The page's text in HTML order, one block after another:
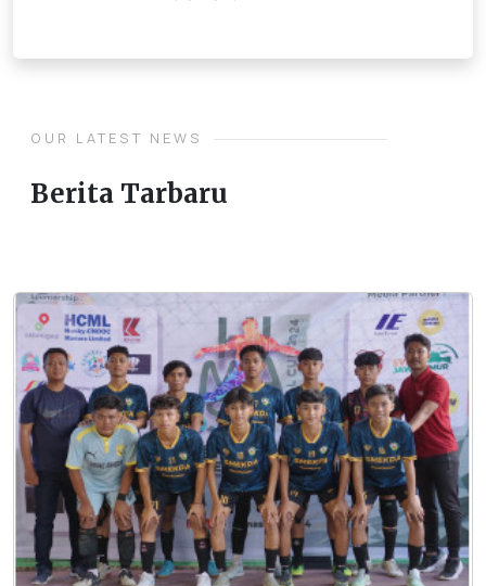
OUR LATEST NEWS
Berita Tarbaru